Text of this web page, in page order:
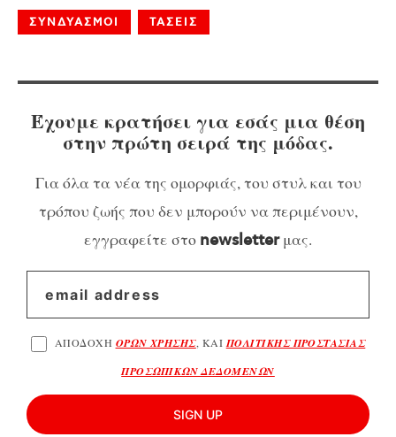
ΣΥΝΔΥΑΣΜΟΙ ΤΑΣΕΙΣ
Έχουμε κρατήσει για εσάς μια θέση
στην πρώτη σειρά της μόδας.
Για όλα τα νέα της ομορφιάς, του στυλ και του
τρόπου ζωής που δεν μπορούν να περιμένουν,
εγγραφείτε στο newsletterμας.
ΑΠΟΔΟΧΗ ΟΡΩΝ ΧΡΗΣΗΣ, ΚΑΙΠΟΛΙΤΙΚΗΣ ΠΡΟΣΤΑΣΙΑΣ
ΠΡΟΣΩΠΙΚΩΝ ΔΕΔΟΜΕΝΩΝ
SIGN UP